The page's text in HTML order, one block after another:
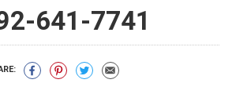
641-7741